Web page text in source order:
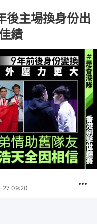
後主場換身份出
績
09:20